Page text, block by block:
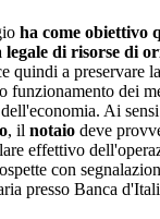
ha come obiettivo
legale di risorse di
quindi a preservare
funzionamento dei
Ai
, il notaio deve
effettivo
con
presso Banca